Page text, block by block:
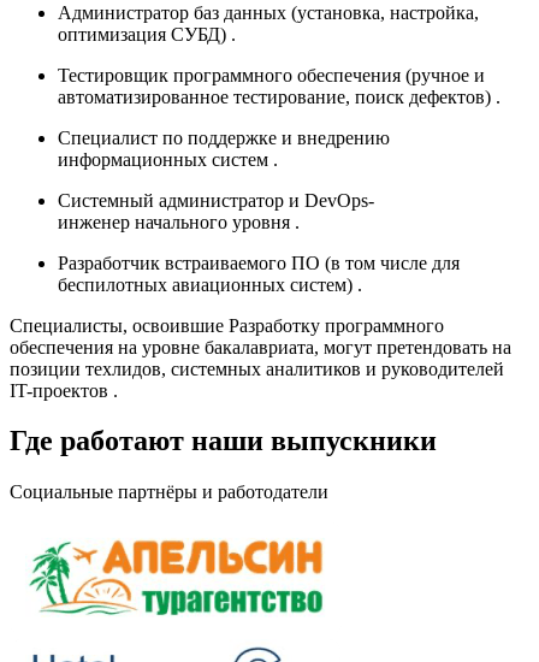
Администратор баз данных (установка, настройка,
оптимизация СУБД) .
Тестировщик программного обеспечения (ручное и
автоматизированное тестирование, поиск дефектов) .
Специалист по поддержке и внедрению
информационных систем .
Системный администратор и DevOps-
инженер начального уровня .
Разработчик встраиваемого ПО (в том числе для
беспилотных авиационных систем) .
Специалисты, освоившие Разработку программного
обеспечения на уровне бакалавриата, могут претендовать на
позиции техлидов, системных аналитиков и руководителей
IT-проектов .
Где работают наши выпускники
Социальные партнёры и работодатели